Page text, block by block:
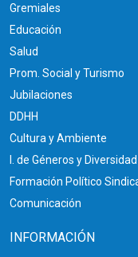
Gremiales
Educación
Salud
Prom. Social y Turismo
Jubilaciones
DDHH
Cultura y Ambiente
I. de Géneros y Diversidad
Formación Político
Comunicación
INFORMACIÓN